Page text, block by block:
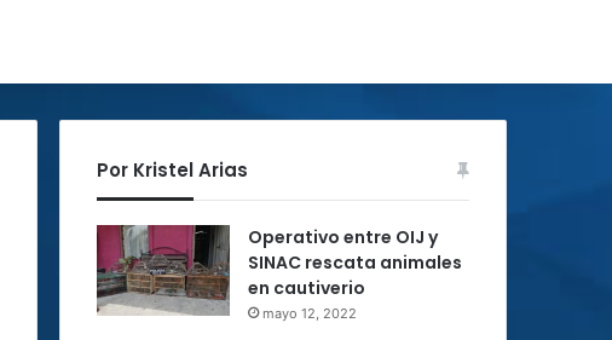
Por Kristel Arias
Operativo entre OIJ y
SINAC rescata animales
en cautiverio
mayo 12, 2022